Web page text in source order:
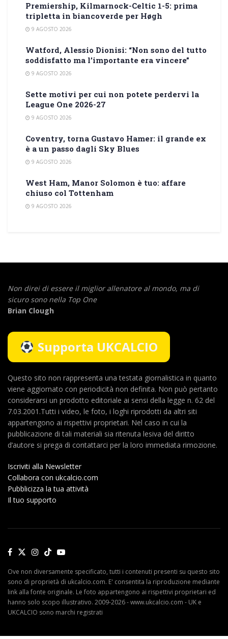
Premiership, Kilmarnock-Celtic 1-5: prima
tripletta in biancoverde per Høgh
9 AGOSTO 2026
Watford, Alessio Dionisi: “Non sono del tutto
soddisfatto ma l’importante era vincere”
9 AGOSTO 2026
Sette motivi per cui non potete perdervi la
League One 2026-27
9 AGOSTO 2026
Coventry, torna Gustavo Hamer: il grande ex
è a un passo dagli Sky Blues
9 AGOSTO 2026
West Ham, Manor Solomon è tuo: affare
chiuso col Tottenham
9 AGOSTO 2026
Non direi di essere il miglior allenatore al mondo, ma di
sicuro sono nella Top One
Brian Clough
Supporta UKCALCIO
Questo sito non rappresenta una testata giornalistica in quanto
viene aggiornato con periodicità non definita. Non può pertanto
considerarsi un prodotto editoriale ai sensi della legge n. 62 del
7.03.2001.Tutti i video, le foto, i loghi riprodotti da altri siti
appartengono ai rispettivi proprietari. Nel caso in cui la
pubblicazione di tali materiali sia ritenuta lesiva del diritto
d’autore si prega di contattarci per la loro immediata rimozione.
Iscriviti alla Newsletter
Collabora con ukcalcio.com
Pubblicizza la tua attività
Il tuo supporto
Ove non diversamente specificato, tutti i contenuti presenti su questo sito
sono di proprietà di ukcalcio.com. E' consentita la riproduzione mediante
link alla fonte originale. Le foto appartengono ai rispettivi proprietari ed
hanno solo scopo illustrativo. 2009-2026 - www.ukcalcio.com - UK e
UKCALCIO sono marchi registrati